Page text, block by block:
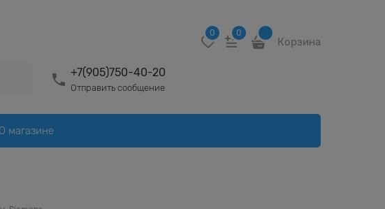
+7(905)750-40-20
Отправить сообщение
0 0
Корзина
О магазине